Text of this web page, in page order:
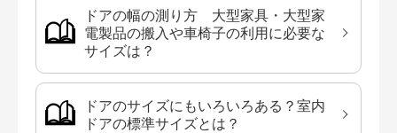
ドアの幅の測り方 大型家具・大型家
電製品の搬入や車椅子の利用に必要な
サイズは？
ドアのサイズにもいろいろある？室内
ドアの標準サイズとは？